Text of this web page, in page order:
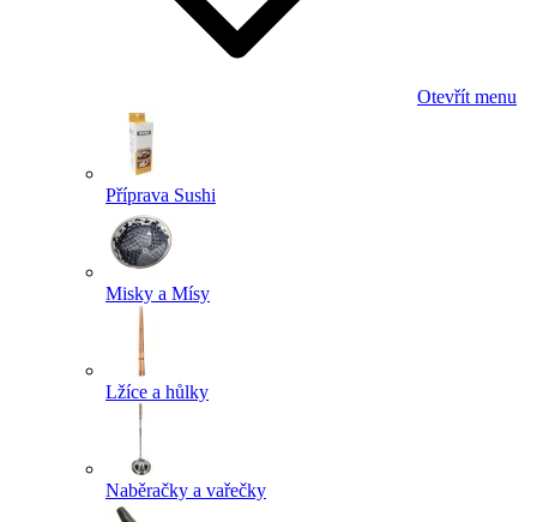
Otevřít menu
Příprava Sushi
Misky a Mísy
Lžíce a hůlky
Naběračky a vařečky